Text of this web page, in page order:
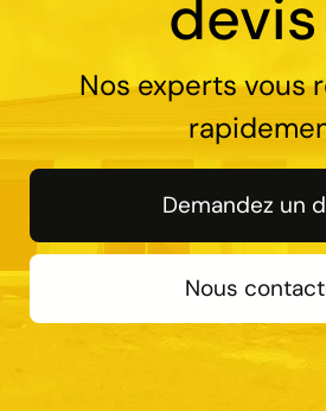
Nos experts vous
Demandez un
Nous